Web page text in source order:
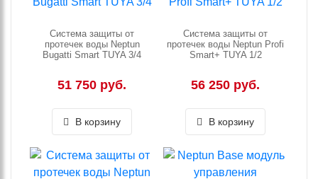
Система защиты от
протечек воды Neptun
Bugatti Smart TUYA 3/4
51 750 руб.
В корзину
Система защиты от
протечек воды Neptun Profi
Smart+ TUYA 1/2
56 250 руб.
В корзину